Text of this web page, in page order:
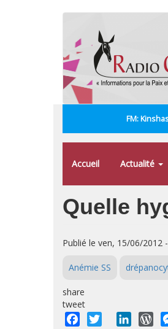
FM:
Accueil Actualité
Quelle
Publié le ven, 15/06/
Anémie SS
share
tweet
Facebook
Twitter